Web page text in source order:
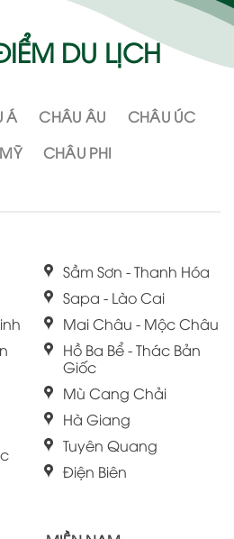
DU LỊCH
Á CHÂU ÂU
CHÂU ÚC
CHÂU PHI
Sầm Sơn - Thanh Hóa
Sapa - Lào Cai
Mai Châu - Mộc Châu
Hồ Ba Bể - Thác Bản
Giốc
Mù Cang Chải
Hà Giang
Tuyên Quang
Điện Biên